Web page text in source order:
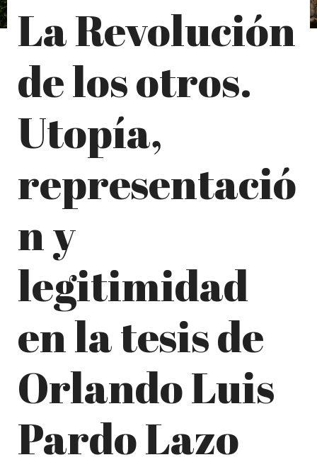
La Revolución
de los otros.
Utopía,
representació
n y
legitimidad
en la tesis de
Orlando Luis
Pardo Lazo